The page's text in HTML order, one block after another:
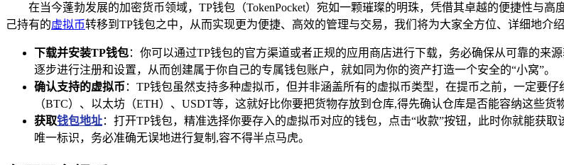
在当今蓬勃发展的加密货币领域，TP钱包（TokenPocket）宛如一颗璀璨的明珠，凭借其卓越的便捷性与
己持有的虚拟币转移到TP钱包之中，从而实现更为便捷、高效的管理与交易，我们将为大家全方位、详细地介
下载并安装TP钱包：你可以通过TP钱包的官方渠道或者正规的应用商店进行下载，务必确保从可靠的来
逐步进行注册和设置，从而创建属于你自己的专属钱包账户，就如同为你的资产打造一个安全的“小窝”。
确认支持的虚拟币 ：TP钱包虽然支持多种虚拟币，但并非涵盖所有的虚拟币类型，在提币之前，一定要
（BTC）、以太坊（ETH）、USDT等，这就好比你要把货物存放到仓库,得先确认仓库是否能容纳这些货物
获取钱包地址：打开TP钱包，精准选择你要存入的虚拟币对应的钱包，点击“收款”按钮，此时你就能获
唯一标识，务必准确无误地进行复制,容不得半点马虎。